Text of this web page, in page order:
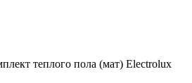
теплого пола (мат) Electrolux